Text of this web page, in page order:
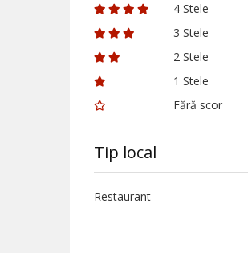
4 Stele
3 Stele
2 Stele
1 Stele
Fără scor
Tip local
Restaurant